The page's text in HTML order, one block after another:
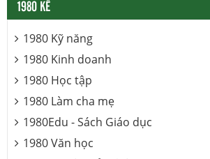
1980 KỂ
1980 Kỹ năng
1980 Kinh doanh
1980 Học tập
1980 Làm cha mẹ
1980Edu - Sách Giáo dục
1980 Văn học